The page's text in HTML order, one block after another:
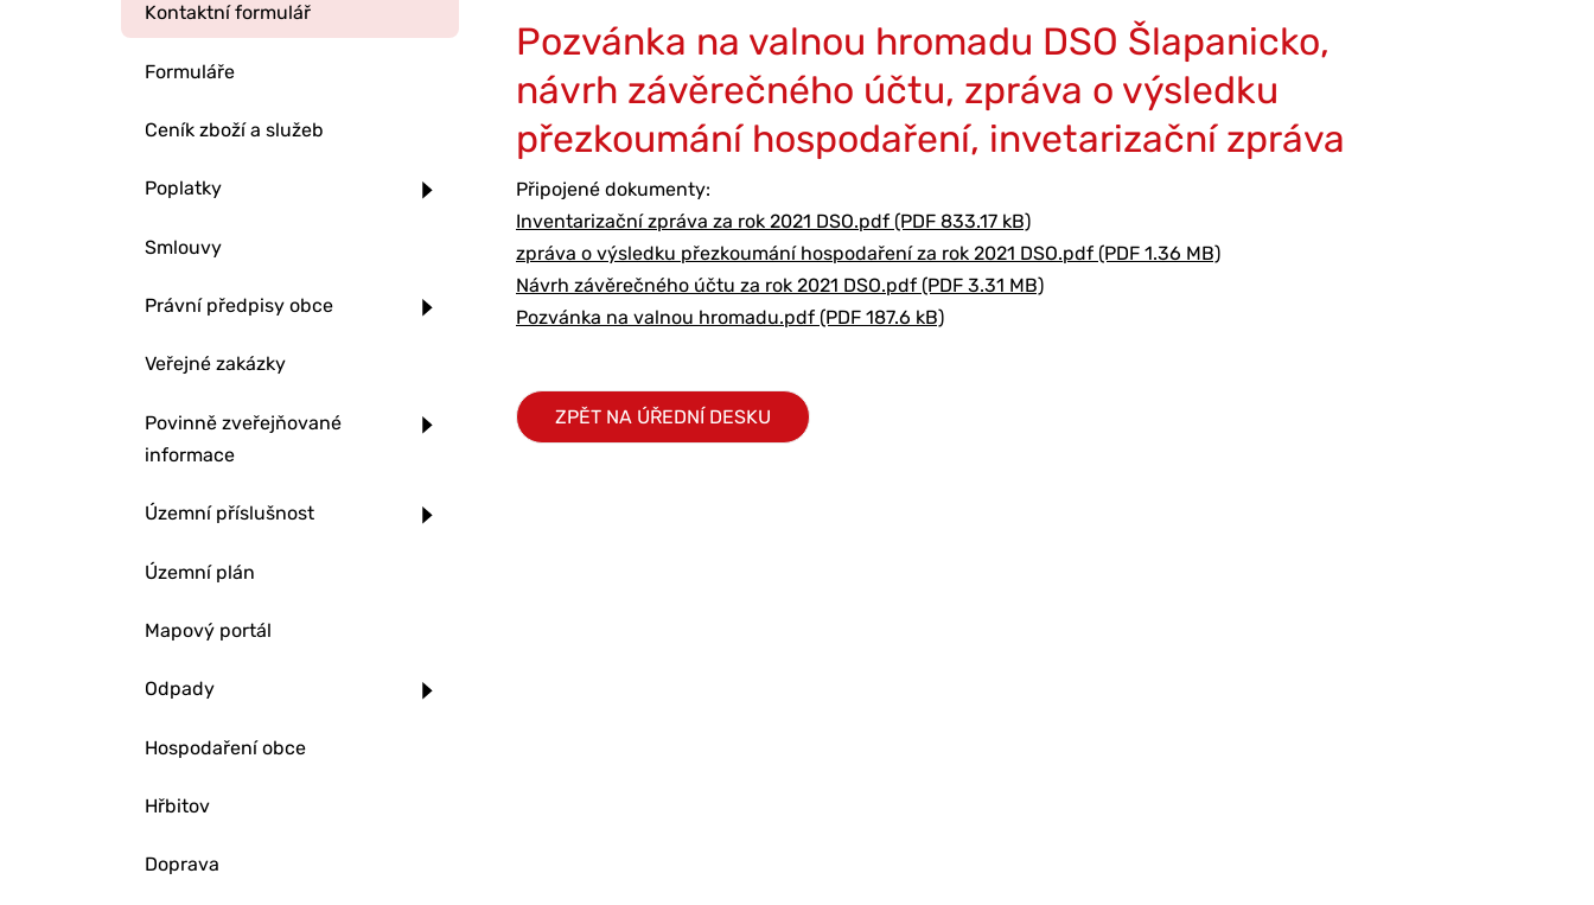
Pozvánka na valnou hromadu DSO Šlapanicko,
návrh závěrečného účtu, zpráva o výsledku
přezkoumání hospodaření, invetarizační zpráva
Připojené dokumenty:
Inventarizační zpráva za rok 2021 DSO.pdf (PDF 833.17 kB)
zpráva o výsledku přezkoumání hospodaření za rok 2021 DSO.pdf (PDF 1.36 MB)
Návrh závěrečného účtu za rok 2021 DSO.pdf (PDF 3.31 MB)
Pozvánka na valnou hromadu.pdf (PDF 187.6 kB)
ZPĚT NA ÚŘEDNÍ DESKU
Kontaktní formulář
Formuláře
Ceník zboží a služeb
Poplatky
Smlouvy
Právní předpisy obce
Veřejné zakázky
Povinně zveřejňované
informace
Územní příslušnost
Územní plán
Mapový portál
Odpady
Hospodaření obce
Hřbitov
Doprava